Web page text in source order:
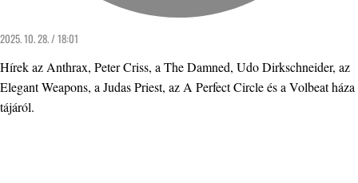
2025. 10. 28. / 18:01
Hírek az Anthrax, Peter Criss, a The Damned, Udo Dirkschneider, az
Elegant Weapons, a Judas Priest, az A Perfect Circle és a Volbeat háza
tájáról.